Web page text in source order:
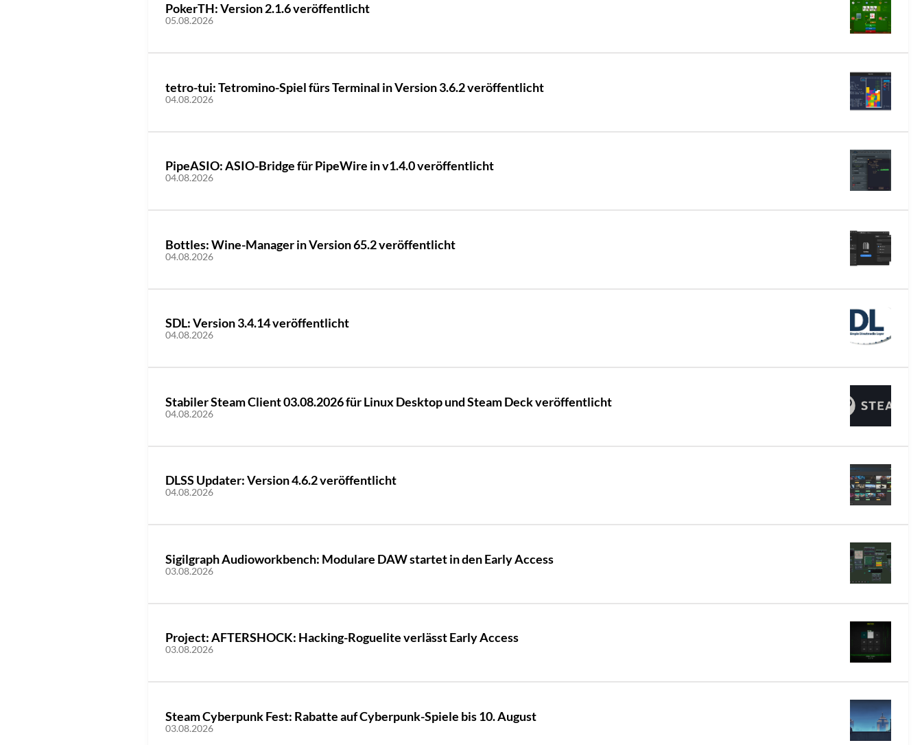
PokerTH: Version 2.1.6 veröffentlicht
05.08.2026
tetro-tui: Tetromino-Spiel fürs Terminal in Version 3.6.2 veröffentlicht
04.08.2026
PipeASIO: ASIO-Bridge für PipeWire in v1.4.0 veröffentlicht
04.08.2026
Bottles: Wine-Manager in Version 65.2 veröffentlicht
04.08.2026
SDL: Version 3.4.14 veröffentlicht
04.08.2026
Stabiler Steam Client 03.08.2026 für Linux Desktop und Steam Deck veröffentlicht
04.08.2026
DLSS Updater: Version 4.6.2 veröffentlicht
04.08.2026
Sigilgraph Audioworkbench: Modulare DAW startet in den Early Access
03.08.2026
Project: AFTERSHOCK: Hacking-Roguelite verlässt Early Access
03.08.2026
Steam Cyberpunk Fest: Rabatte auf Cyberpunk-Spiele bis 10. August
03.08.2026